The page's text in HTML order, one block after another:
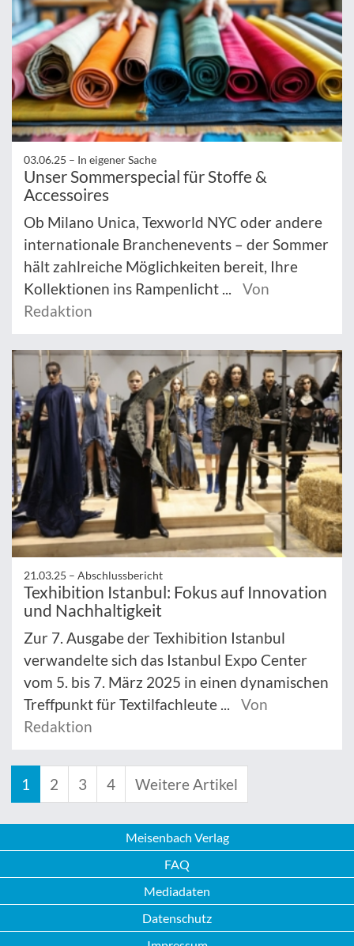
03.06.25 – In eigener Sache
Unser Sommerspecial für Stoffe &
Accessoires
Ob Milano Unica, Texworld NYC oder andere
internationale Branchenevents – der Sommer
hält zahlreiche Möglichkeiten bereit, Ihre
Kollektionen ins Rampenlicht ...
Von
Redaktion
21.03.25 – Abschlussbericht
Texhibition Istanbul: Fokus auf Innovation
und Nachhaltigkeit
Zur 7. Ausgabe der Texhibition Istanbul
verwandelte sich das Istanbul Expo Center
vom 5. bis 7. März 2025 in einen dynamischen
Treffpunkt für Textilfachleute ...
Von
Redaktion
1 2 3 4 Weitere Artikel
Meisenbach Verlag
FAQ
Mediadaten
Datenschutz